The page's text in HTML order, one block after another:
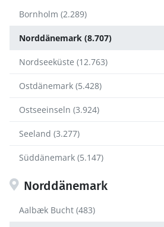
Bornholm (2.289)
Norddänemark (8.707)
Nordseeküste (12.763)
Ostdänemark (5.428)
Ostseeinseln (3.924)
Seeland (3.277)
Süddänemark (5.147)
Norddänemark
Aalbæk Bucht (483)